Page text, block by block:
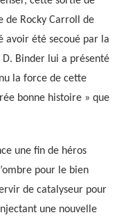
de Rocky Carroll de
avoir été secoué par la
Binder lui a présenté
la force de cette
bonne histoire » que
une fin de héros
pour le bien
de catalyseur pour
une nouvelle